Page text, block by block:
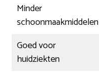
Minder
schoonmaakmiddelen
Goed voor
huidziekten